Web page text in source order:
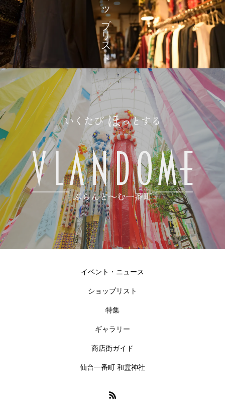
ショップリスト
イベント・ニュース
ショップリスト
特集
ギャラリー
商店街ガイド
仙台一番町 和霊神社